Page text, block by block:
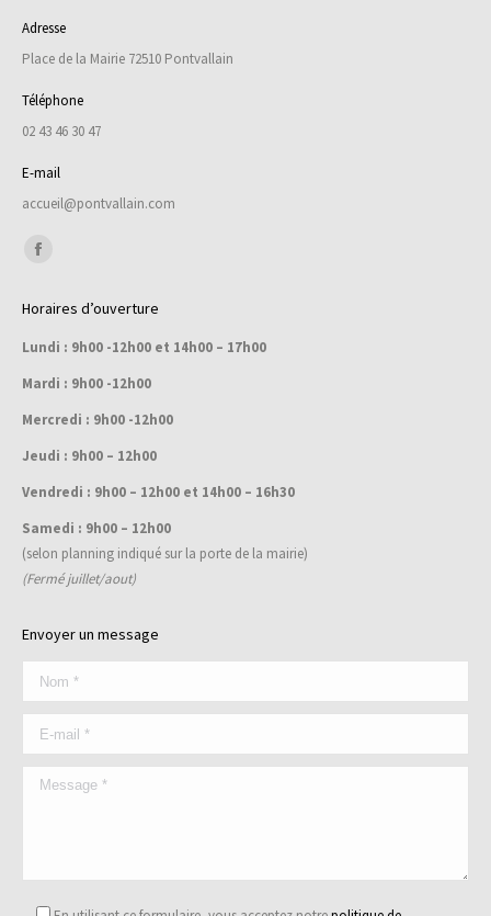
Adresse
Place de la Mairie 72510 Pontvallain
Téléphone
02 43 46 30 47
E-mail
accueil@pontvallain.com
Trouvez nous sur :
opens
in
new
Horaires d’ouverture
Lundi : 9h00 -12h00 et 14h00 – 17h00
Mardi : 9h00 -12h00
Mercredi : 9h00 -12h00
Jeudi : 9h00 – 12h00
Vendredi : 9h00 – 12h00 et 14h00 – 16h30
Samedi : 9h00 – 12h00
(selon planning indiqué sur la porte de la mairie)
(Fermé juillet/aout)
Envoyer un message